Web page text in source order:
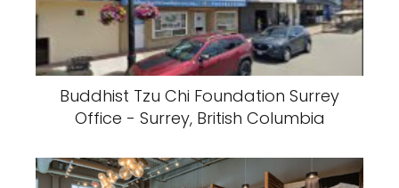
Buddhist Tzu Chi Foundation Surrey
Office - Surrey, British Columbia